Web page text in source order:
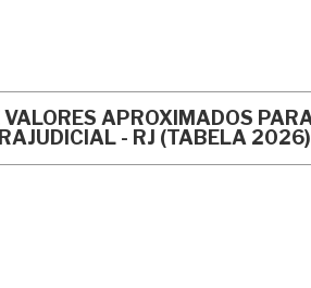
VALORES APROXIMADOS
- RJ (TABELA 2026)